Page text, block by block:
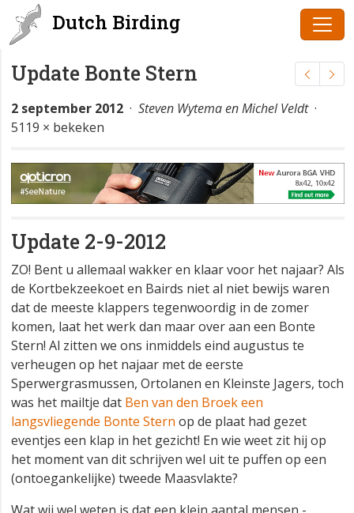
Dutch Birding
Update Bonte Stern
2 september 2012 · Steven Wytema en Michel Veldt·
5119 × bekeken
Update 2-9-2012
ZO! Bent u allemaal wakker en klaar voor het najaar? Als
de Kortbekzeekoet en Bairds niet al niet bewijs waren
dat de meeste klappers tegenwoordig in de zomer
komen, laat het werk dan maar over aan een Bonte
Stern! Al zitten we ons inmiddels eind augustus te
verheugen op het najaar met de eerste
Sperwergrasmussen, Ortolanen en Kleinste Jagers, toch
was het mailtje dat Ben van den Broek een
langsvliegende Bonte Stern op de plaat had gezet
eventjes een klap in het gezicht! En wie weet zit hij op
het moment van dit schrijven wel uit te puffen op een
(ontoegankelijke) tweede Maasvlakte?